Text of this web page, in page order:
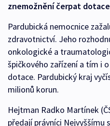
znemožnění čerpat dotace
Pardubická nemocnice
zdravotnictví. Jeho
onkologické a
špičkového zařízení a tím i
dotace. Pardubický kraj
milionů korun.
Hejtman Radko Martínek
předají právníci Nejvyššímu